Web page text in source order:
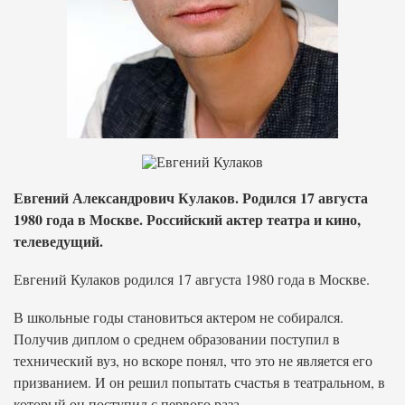
Евгений Александрович Кулаков. Родился 17 августа
1980 года в Москве. Российский актер театра и кино,
телеведущий.
Евгений Кулаков родился 17 августа 1980 года в Москве.
В школьные годы становиться актером не собирался.
Получив диплом о среднем образовании поступил в
технический вуз, но вскоре понял, что это не является его
призванием. И он решил попытать счастья в театральном, в